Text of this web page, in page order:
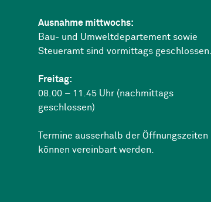
Ausnahme mittwochs:
Bau- und Umweltdepartement sowie
Steueramt sind vormittags geschlossen.
Freitag:
08.00 – 11.45 Uhr (nachmittags
geschlossen)
Termine ausserhalb der Öffnungszeiten
können vereinbart werden.